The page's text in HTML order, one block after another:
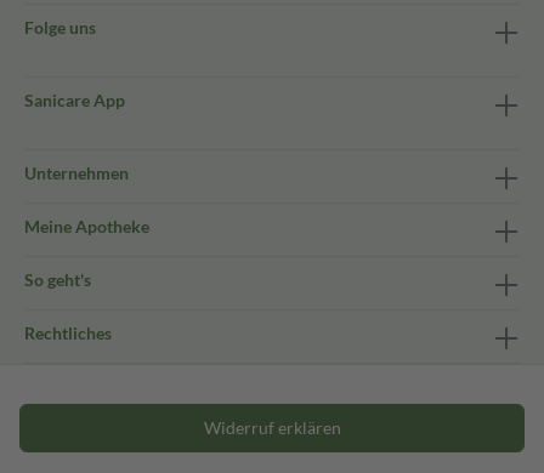
Folge uns
Sanicare App
Unternehmen
Meine Apotheke
So geht's
Rechtliches
Widerruf erklären